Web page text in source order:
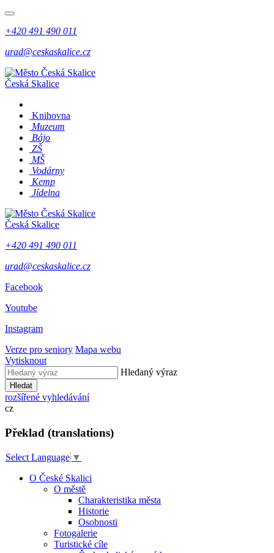
+420 491 490 011
urad@ceskaskalice.cz
Česká Skalice
Knihovna
Muzeum
Bájo
ZŠ
MŠ
Vodárny
Kemp
Jídelna
Česká Skalice
+420 491 490 011
urad@ceskaskalice.cz
Facebook
Youtube
Instagram
Verze pro seniory Mapa webu
Vytisknout
Hledaný výraz
Hledat
rozšířené vyhledávání
cz
Překlad (translations)
Select Language ▼
O České Skalici
O městě
Charakteristika města
Historie
Osobnosti
Fotogalerie
Turistické cíle